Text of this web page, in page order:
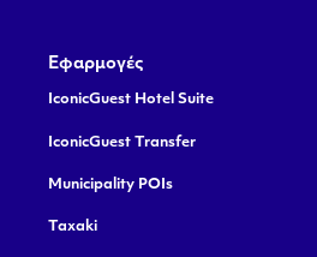
Εφαρμογές
IconicGuest Hotel Suite
IconicGuest Transfer
Municipality POIs
Taxaki